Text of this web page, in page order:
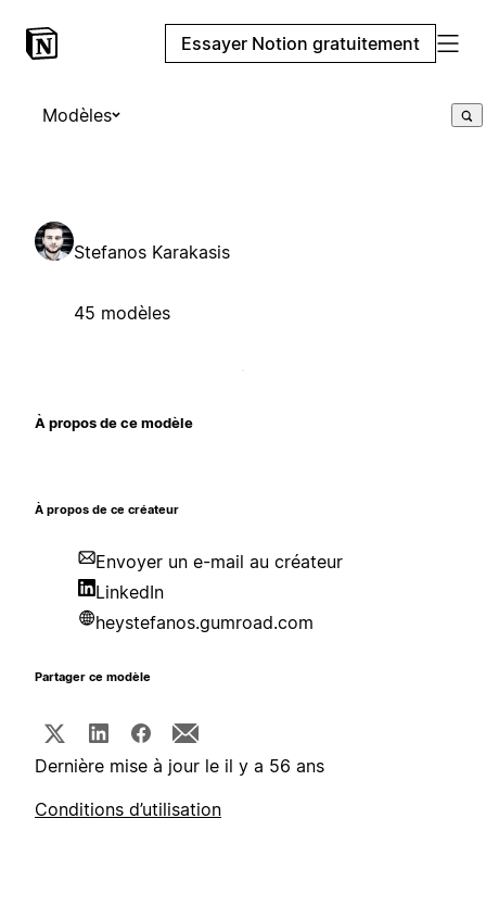
Essayer Notion gratuitement
Modèles
Stefanos Karakasis
45 modèles
À propos de ce modèle
À propos de ce créateur
Envoyer un e-mail au créateur
LinkedIn
heystefanos.gumroad.com
Partager ce modèle
Dernière mise à jour le il y a 56 ans
Conditions d’utilisation